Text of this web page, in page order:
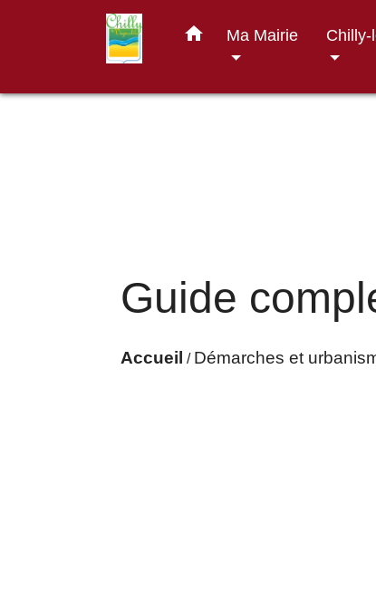
home Ma Mairie Chilly-
Guide
Accueil / Démarches et